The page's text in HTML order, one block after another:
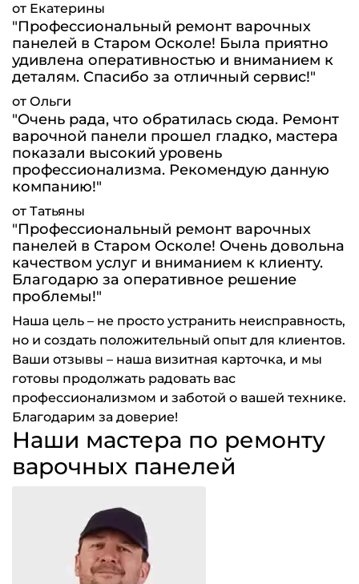
от Екатерины
"Профессиональный ремонт варочных
панелей в Старом Осколе! Была приятно
удивлена оперативностью и вниманием к
деталям. Спасибо за отличный сервис!"
от Ольги
"Очень рада, что обратилась сюда. Ремонт
варочной панели прошел гладко, мастера
показали высокий уровень
профессионализма. Рекомендую данную
компанию!"
от Татьяны
"Профессиональный ремонт варочных
панелей в Старом Осколе! Очень довольна
качеством услуг и вниманием к клиенту.
Благодарю за оперативное решение
проблемы!"
Наша цель – не просто устранить неисправность,
но и создать положительный опыт для клиентов.
Ваши отзывы – наша визитная карточка, и мы
готовы продолжать радовать вас
профессионализмом и заботой о вашей технике.
Благодарим за доверие!
Наши мастера по ремонту
варочных панелей